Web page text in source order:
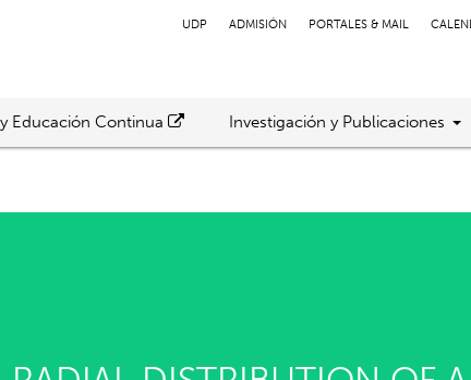
UDP ADMISIÓN PORTALES & MAIL
Educación Continua Investigación y Publicaciones